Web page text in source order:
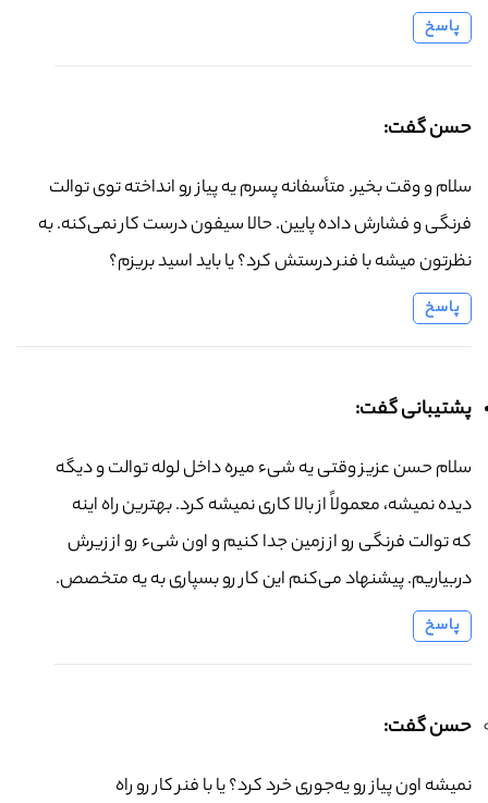
پاسخ
حسن گفت:
سلام و وقت بخیر. متأسفانه پسرم یه پیاز رو انداخته توی توالت
فرنگی و فشارش داده پایین. حالا سیفون درست کار نمی‌کنه. به
نظرتون میشه با فنر درستش کرد؟ یا باید اسید بریزم؟
پاسخ
پشتیبانی گفت:
سلام حسن عزیز وقتی یه شیء میره داخل لوله توالت و دیگه
دیده نمیشه، معمولاً از بالا کاری نمیشه کرد. بهترین راه اینه
که توالت فرنگی رو از زمین جدا کنیم و اون شیء رو از زیرش
دربیاریم. پیشنهاد می‌کنم این کار رو بسپاری به یه متخصص.
پاسخ
حسن گفت:
نمیشه اون پیاز رو یه‌جوری خرد کرد؟ یا با فنر کار رو راه